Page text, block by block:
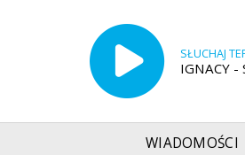
SŁUCHAJ
IGNACY -
WIADOMOŚCI